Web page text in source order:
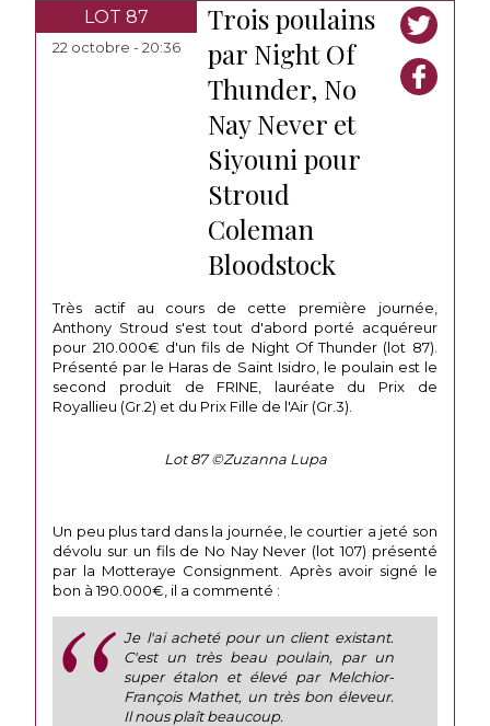
LOT 87
22 octobre - 20:36
Trois poulains
par Night Of
Thunder, No
Nay Never et
Siyouni pour
Stroud
Coleman
Bloodstock
Très actif au cours de cette première journée,
Anthony Stroud s'est tout d'abord porté acquéreur
pour 210.000€ d'un fils de Night Of Thunder (lot 87).
Présenté par le Haras de Saint Isidro, le poulain est le
second produit de FRINE, lauréate du Prix de
Royallieu (Gr.2) et du Prix Fille de l'Air (Gr.3).
Lot 87 ©Zuzanna Lupa
Un peu plus tard dans la journée, le courtier a jeté son
dévolu sur un fils de No Nay Never (lot 107) présenté
par la Motteraye Consignment. Après avoir signé le
bon à 190.000€, il a commenté :
Je l'ai acheté pour un client existant.
C'est un très beau poulain, par un
super étalon et élevé par Melchior-
François Mathet, un très bon éleveur.
Il nous plaît beaucoup.